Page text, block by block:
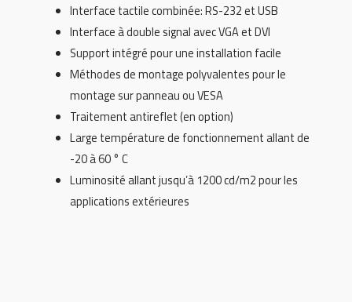
Interface tactile combinée: RS-232 et USB
Interface à double signal avec VGA et DVI
Support intégré pour une installation facile
Méthodes de montage polyvalentes pour le
montage sur panneau ou VESA
Traitement antireflet (en option)
Large température de fonctionnement allant de
-20 à 60 ° C
Luminosité allant jusqu’à 1200 cd/m2 pour les
applications extérieures